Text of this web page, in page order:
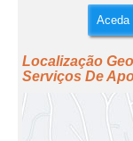
Aceda
Localização
Serviços De